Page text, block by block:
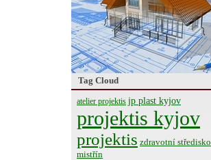
Tag Cloud
atelier projektis jp plast kyjov
projektis kyjov
projektis zdravotní středisko
mistřín